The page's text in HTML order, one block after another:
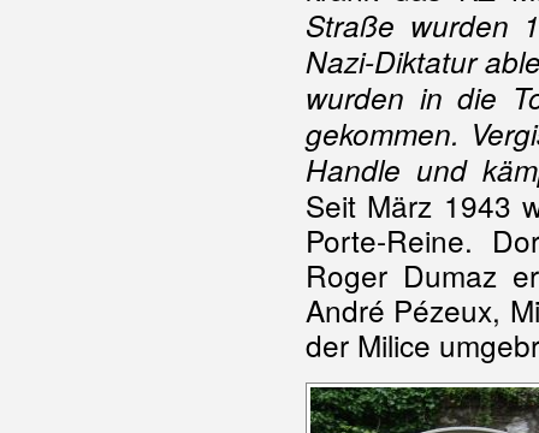
Straße wurden
Nazi-Diktatur
wurden in die
gekommen.
Handle und
Seit März 1943
Porte-Reine.
Roger Dumaz
André Pézeux,
der Milice